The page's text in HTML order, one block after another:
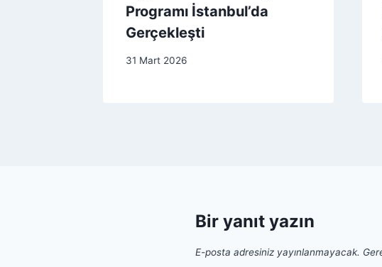
Programı İstanbul’da
Gerçekleşti
31 Mart 2026
Bir yanıt yazın
E-posta adresiniz yayınlanmayacak.